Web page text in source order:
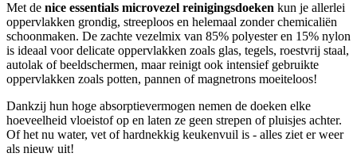
Met de nice essentials microvezel reinigingsdoeken kun je allerlei
oppervlakken grondig, streeploos en helemaal zonder chemicaliën
schoonmaken. De zachte vezelmix van 85% polyester en 15% nylon
is ideaal voor delicate oppervlakken zoals glas, tegels, roestvrij staal,
autolak of beeldschermen, maar reinigt ook intensief gebruikte
oppervlakken zoals potten, pannen of magnetrons moeiteloos!
Dankzij hun hoge absorptievermogen nemen de doeken elke
hoeveelheid vloeistof op en laten ze geen strepen of pluisjes achter.
Of het nu water, vet of hardnekkig keukenvuil is - alles ziet er weer
als nieuw uit!